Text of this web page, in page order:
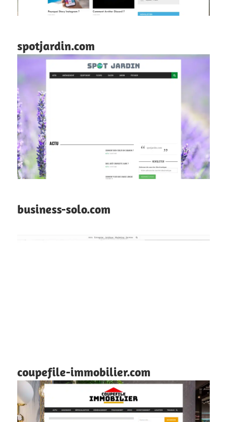
spotjardin.com
business-solo.com
coupefile-immobilier.com